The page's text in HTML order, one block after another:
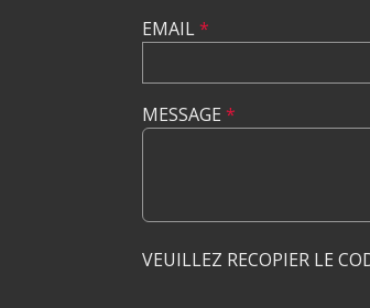
EMAIL*
MESSAGE *
VEUILLEZ RECOPIER LE